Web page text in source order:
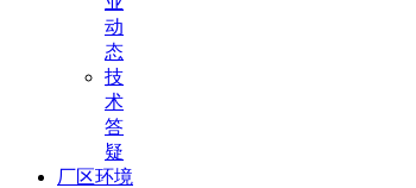
动
态
技
术
答
疑
厂区环境